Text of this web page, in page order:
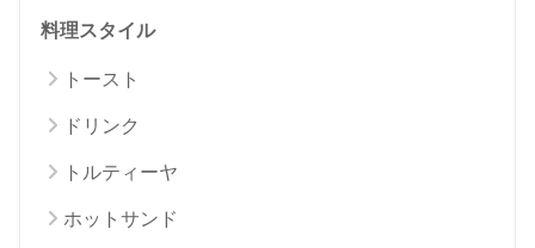
料理スタイル
トースト
ドリンク
トルティーヤ
ホットサンド